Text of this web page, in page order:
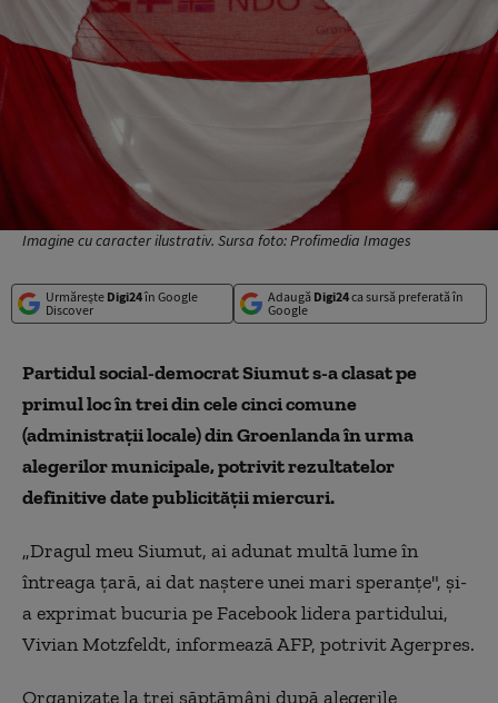
Imagine cu caracter ilustrativ. Sursa foto: Profimedia Images
Urmărește Digi24în Google
Discover
Adaugă Digi24ca sursă preferată în
Google
Partidul social-democrat Siumut s-a clasat pe
primul loc în trei din cele cinci comune
(administraţii locale) din Groenlanda în urma
alegerilor municipale, potrivit rezultatelor
definitive date publicităţii miercuri.
„Dragul meu Siumut, ai adunat multă lume în
întreaga ţară, ai dat naştere unei mari speranţe", şi-
a exprimat bucuria pe Facebook lidera partidului,
Vivian Motzfeldt, informează AFP, potrivit Agerpres.
Organizate la trei săptămâni după alegerile